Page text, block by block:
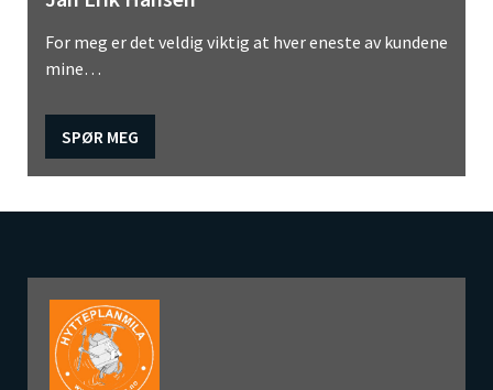
For meg er det veldig viktig at hver eneste av kundene
mine…
SPØR MEG